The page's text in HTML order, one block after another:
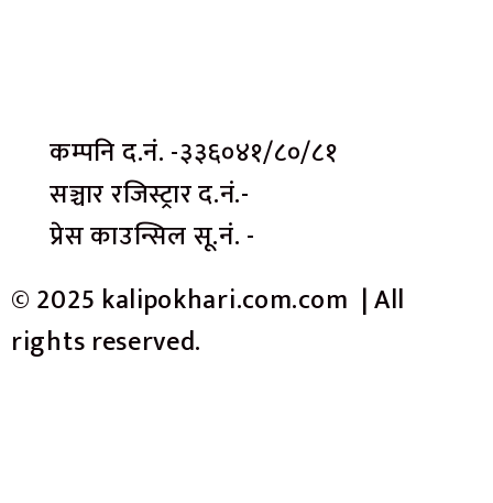
कम्पनि द.नं. -३३६०४१/८०/८१
सञ्चार रजिस्ट्रार द.नं.-
प्रेस काउन्सिल सू.नं. -
© 2025 kalipokhari.com.com | All
rights reserved.